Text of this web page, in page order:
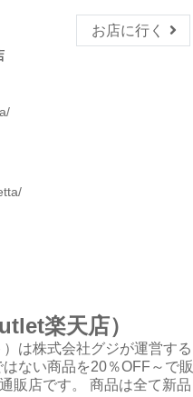
お店に行く
楽天店）
は株式会社グジが運営する
ない商品を20％OFF～で販
販店です。 商品は全て新品